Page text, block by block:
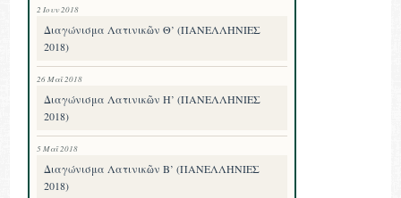
2 Ιουν 2018
Διαγώνισμα Λατινικῶν Θ’ (ΠΑΝΕΛΛΗΝΙΕΣ
2018)
26 Μαΐ 2018
Διαγώνισμα Λατινικῶν Η’ (ΠΑΝΕΛΛΗΝΙΕΣ
2018)
5 Μαΐ 2018
Διαγώνισμα Λατινικῶν Β’ (ΠΑΝΕΛΛΗΝΙΕΣ
2018)